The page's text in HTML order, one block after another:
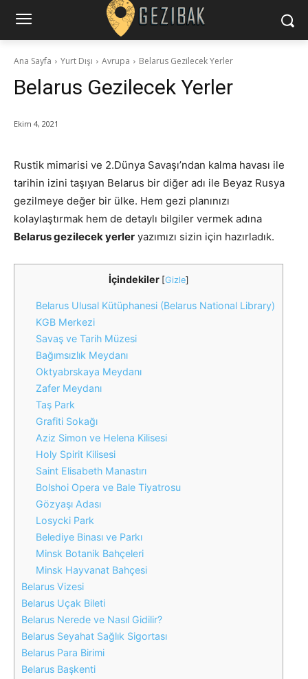
Ana Sayfa Yurt Dışı Avrupa Belarus Gezilecek Yerler
Belarus Gezilecek Yerler
Ekim 4, 2021
Rustik mimarisi ve 2.Dünya Savaşı’ndan kalma havası ile
tarihin izini taşıyan Belarus bir diğer adı ile Beyaz Rusya
gezilmeye değer bir ülke. Hem gezi planınızı
kolaylaştırmak hem de detaylı bilgiler vermek adına
Belarus gezilecek yerler yazımızı sizin için hazırladık.
İçindekiler [Gizle]
Belarus Ulusal Kütüphanesi (Belarus National Library)
KGB Merkezi
Savaş ve Tarih Müzesi
Bağımsızlık Meydanı
Oktyabrskaya Meydanı
Zafer Meydanı
Taş Park
Grafiti Sokağı
Aziz Simon ve Helena Kilisesi
Holy Spirit Kilisesi
Saint Elisabeth Manastırı
Bolshoi Opera ve Bale Tiyatrosu
Gözyaşı Adası
Losycki Park
Belediye Binası ve Parkı
Minsk Botanik Bahçeleri
Minsk Hayvanat Bahçesi
Belarus Vizesi
Belarus Uçak Bileti
Belarus Nerede ve Nasıl Gidilir?
Belarus Seyahat Sağlık Sigortası
Belarus Para Birimi
Belarus Başkenti